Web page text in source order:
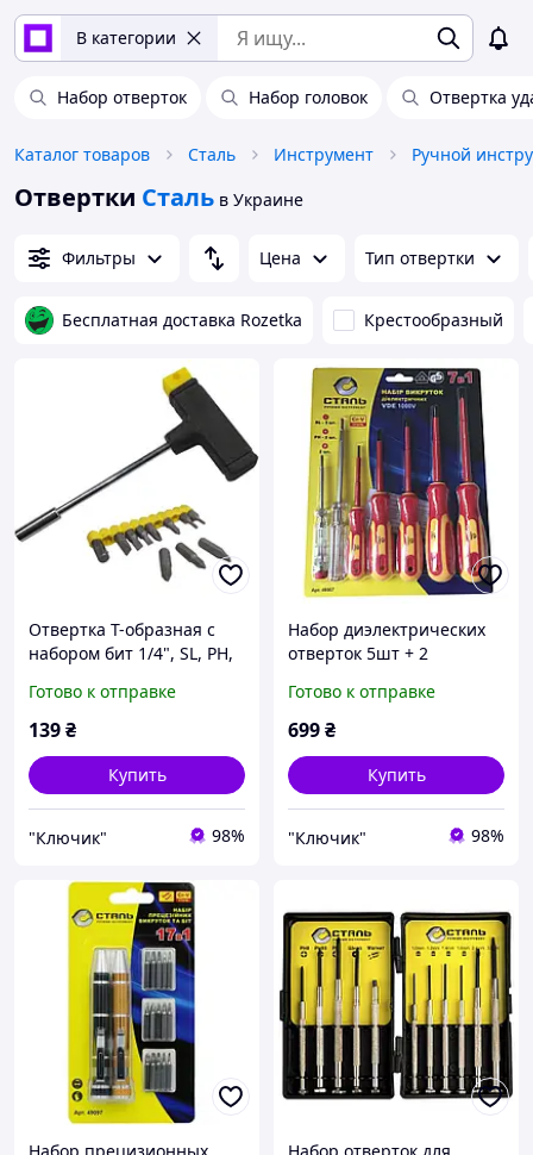
В категории
Набор отверток Набор головок Отвертка
Каталог товаров Сталь Инструмент Ручной
Отвертки Сталь в Украине
Фильтры Цена Тип отвертки
Бесплатная доставка Rozetka Крестообразный
Отвертка Т-образная с
набором бит 1/4", SL, PH,
Сталь 58193 (49046)
Готово к отправке
139₴
Купить
"Ключик" 98%
Набор диэлектрических
отверток 5шт + 2
(49067)
Готово к отправке
699₴
Купить
"Ключик" 98%